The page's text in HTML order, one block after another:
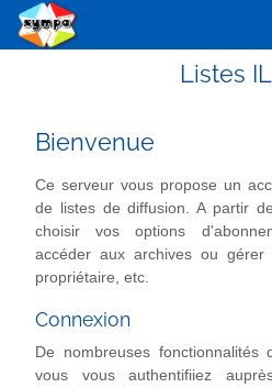
Listes
Bienvenue
Ce serveur vous propose un
de listes de diffusion. A partir
choisir vos options
accéder aux archives ou
propriétaire, etc.
Connexion
De nombreuses fonctionnalités
vous vous authentifiiez